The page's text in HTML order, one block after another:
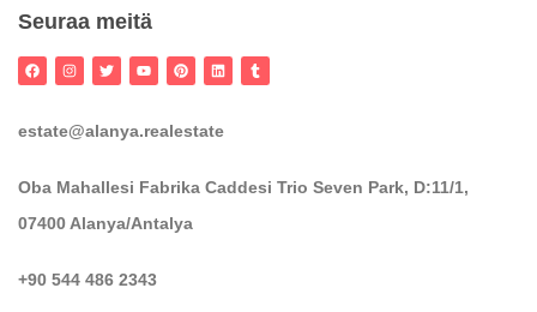
Seuraa meitä
estate@alanya.realestate
Oba Mahallesi Fabrika Caddesi Trio Seven Park, D:11/1,
07400 Alanya/Antalya
+90 544 486 2343